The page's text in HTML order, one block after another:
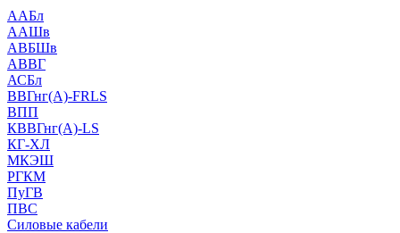
ААБл
ААШв
АВБШв
АВВГ
АСБл
ВВГнг(А)-FRLS
ВПП
КВВГнг(А)-LS
КГ-ХЛ
МКЭШ
РГКМ
ПуГВ
ПВС
Силовые кабели